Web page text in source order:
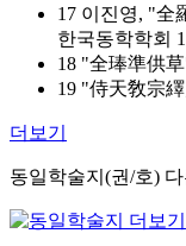
17 이진영, "全
한국동학학회
18 "全琫準供
19 "侍天敎宗
더보기
동일학술지(권/호)